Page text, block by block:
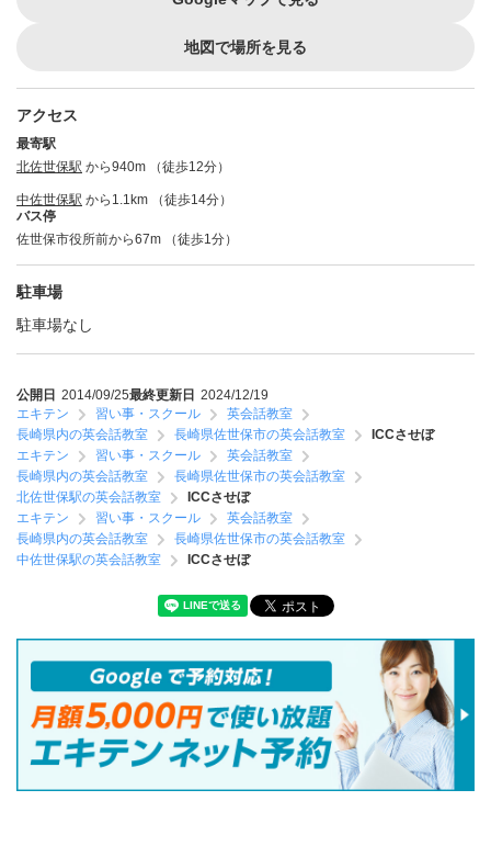
地図で場所を見る
アクセス
最寄駅
北佐世保駅 から940m （徒歩12分）
中佐世保駅 から1.1km （徒歩14分）
バス停
佐世保市役所前から67m （徒歩1分）
駐車場
駐車場なし
公開日 2014/09/25最終更新日 2024/12/19
エキテン
習い事・スクール
英会話教室
長崎県内の英会話教室
長崎県佐世保市の英会話教室
ICCさせぼ
エキテン
習い事・スクール
英会話教室
長崎県内の英会話教室
長崎県佐世保市の英会話教室
北佐世保駅の英会話教室
ICCさせぼ
エキテン
習い事・スクール
英会話教室
長崎県内の英会話教室
長崎県佐世保市の英会話教室
中佐世保駅の英会話教室
ICCさせぼ